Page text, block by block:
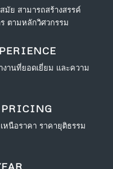
มัย สามารถสร้างสรรค์
ตามหลักวิศวกรรม
านที่ยอดเยี่ยม และความ
นือราคา ราคายุติธรรม